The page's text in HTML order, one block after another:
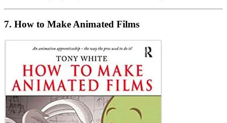
7. How to Make Animated Films